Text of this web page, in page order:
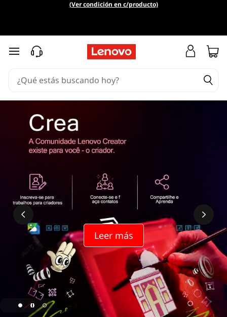
(Ver condición en c/producto)
Ir al contenido principal
Leer más